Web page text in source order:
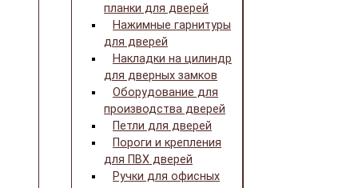
планки для дверей
Нажимные гарнитуры
для дверей
Накладки на цилиндр
для дверных замков
Оборудование для
производства дверей
Петли для дверей
Пороги и крепления
для ПВХ дверей
Ручки для офисных